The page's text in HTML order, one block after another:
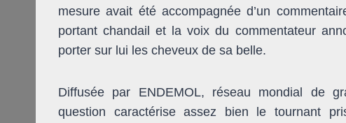
mesure avait été accompagnée d’un
portant chandail et la voix du commentateur
porter sur lui les cheveux de sa belle.
Diffusée par ENDEMOL, réseau mondial de
question caractérise assez bien le tournant